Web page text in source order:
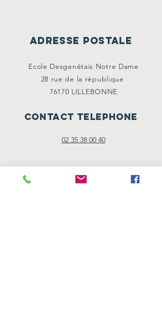
ADRESSE POSTALE
Ecole Desgenétais Notre Dame
28 rue de la république
76170 LILLEBONNE
CONTACT TELEPHONE
02 35 38 00 40
Mentions légales